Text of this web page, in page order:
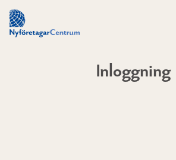
Inloggning